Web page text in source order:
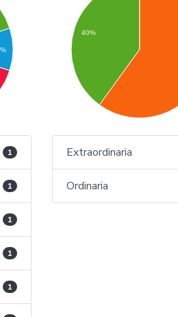
1
1
1
1
1
40%
Extraordinaria
Ordinaria